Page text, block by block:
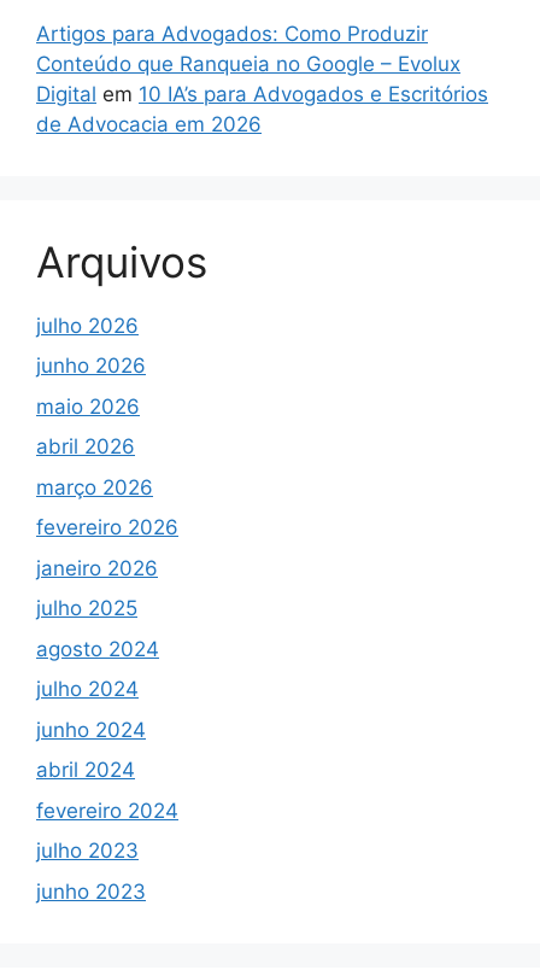
Artigos para Advogados: Como Produzir
Conteúdo que Ranqueia no Google – Evolux
Digital em 10 IA’s para Advogados e Escritórios
de Advocacia em 2026
Arquivos
julho 2026
junho 2026
maio 2026
abril 2026
março 2026
fevereiro 2026
janeiro 2026
julho 2025
agosto 2024
julho 2024
junho 2024
abril 2024
fevereiro 2024
julho 2023
junho 2023